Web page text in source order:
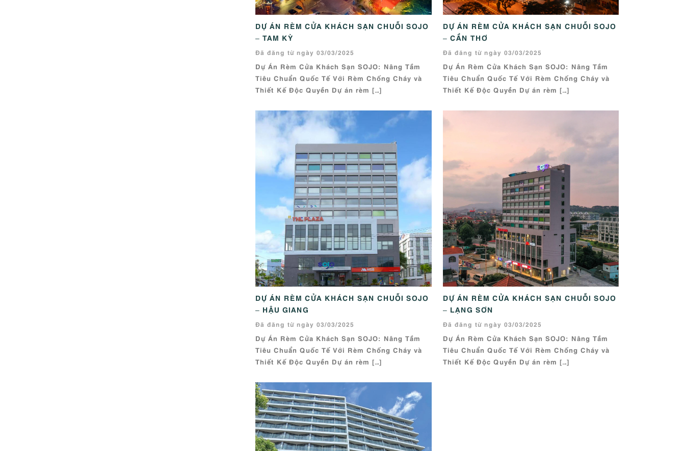
DỰ ÁN RÈM CỬA KHÁCH SẠN CHUỖI SOJO
– TAM KỲ
Đã đăng từ ngày 03/03/2025
Dự Án Rèm Cửa Khách Sạn SOJO: Nâng Tầm
Tiêu Chuẩn Quốc Tế Với Rèm Chống Cháy và
Thiết Kế Độc Quyền Dự án rèm […]
DỰ ÁN RÈM CỬA KHÁCH SẠN CHUỖI SOJO
– CẦN THƠ
Đã đăng từ ngày 03/03/2025
Dự Án Rèm Cửa Khách Sạn SOJO: Nâng Tầm
Tiêu Chuẩn Quốc Tế Với Rèm Chống Cháy và
Thiết Kế Độc Quyền Dự án rèm […]
DỰ ÁN RÈM CỬA KHÁCH SẠN CHUỖI SOJO
– HẬU GIANG
Đã đăng từ ngày 03/03/2025
Dự Án Rèm Cửa Khách Sạn SOJO: Nâng Tầm
Tiêu Chuẩn Quốc Tế Với Rèm Chống Cháy và
Thiết Kế Độc Quyền Dự án rèm […]
DỰ ÁN RÈM CỬA KHÁCH SẠN CHUỖI SOJO
– LẠNG SƠN
Đã đăng từ ngày 03/03/2025
Dự Án Rèm Cửa Khách Sạn SOJO: Nâng Tầm
Tiêu Chuẩn Quốc Tế Với Rèm Chống Cháy và
Thiết Kế Độc Quyền Dự án rèm […]